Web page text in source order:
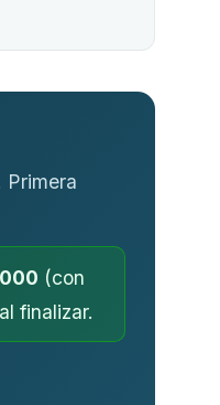
Primera
(con
finalizar.